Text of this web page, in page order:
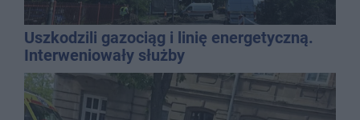
Uszkodzili gazociąg i linię energetyczną.
Interweniowały służby